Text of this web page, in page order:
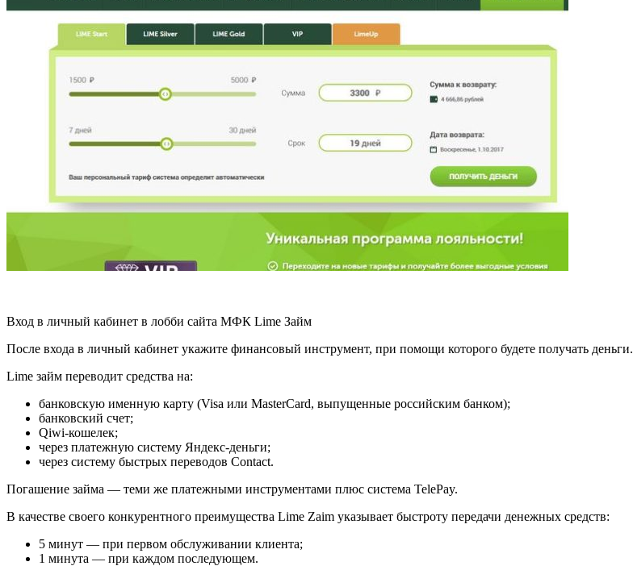
Вход в личный кабинет в лобби сайта МФК Lime Займ
После входа в личный кабинет укажите финансовый инструмент, при помощи которого будете получать деньги.
Lime займ переводит средства на:
банковскую именную карту (Visa или MasterCard, выпущенные российским банком);
банковский счет;
Qiwi-кошелек;
через платежную систему Яндекс-деньги;
через систему быстрых переводов Contact.
Погашение займа — теми же платежными инструментами плюс система TelePay.
В качестве своего конкурентного преимущества Lime Zaim указывает быстроту передачи денежных средств:
5 минут — при первом обслуживании клиента;
1 минута — при каждом последующем.